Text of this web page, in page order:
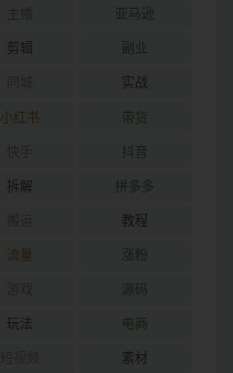
亚马逊
剪辑 副业
实战
小红书 带货
抖音
拆解 拼多多
教程
流量 涨粉
源码
玩法 电商
素材